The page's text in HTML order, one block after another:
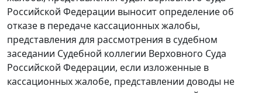
Российской Федерации выносит определение об
отказе в передаче кассационных жалобы,
представления для рассмотрения в судебном
заседании Судебной коллегии Верховного Суда
Российской Федерации, если изложенные в
кассационных жалобе, представлении доводы не